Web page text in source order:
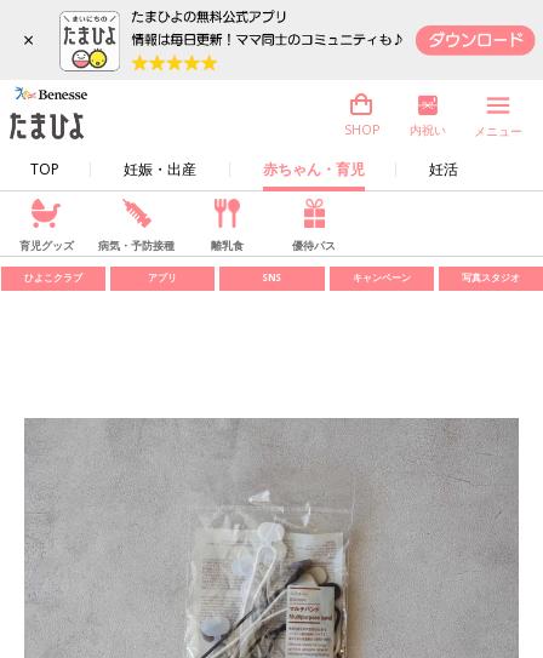
×
TOP 妊娠・出産 赤ちゃん・育児 妊活
SHOP 内祝い メニュー
育児グッズ 病気・予防接種 離乳食 優待パス
ひよこクラブ アプリ SNS キャンペーン 写真スタジオ